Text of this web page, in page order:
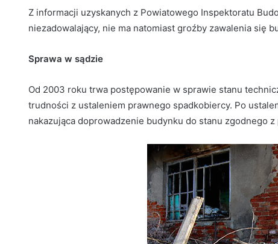
Z informacji uzyskanych z Powiatowego Inspektoratu
niezadowalający, nie ma natomiast groźby zawalenia się
Sprawa w sądzie
Od 2003 roku trwa postępowanie w sprawie stanu
trudności z ustaleniem prawnego spadkobiercy. Po
nakazująca doprowadzenie budynku do stanu zgodnego